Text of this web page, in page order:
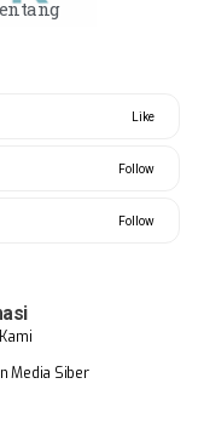
Like
Follow
Follow
Media Siber